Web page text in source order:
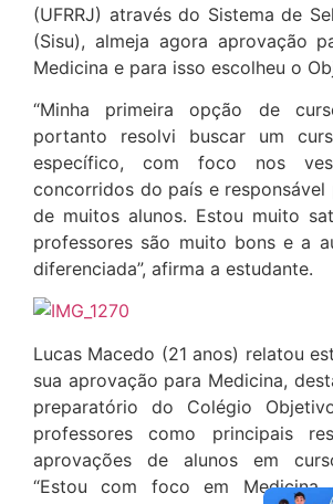
(UFRRJ) através do Sistema de
(Sisu), almeja agora aprovação
Medicina e para isso escolheu o
“Minha primeira opção de
portanto resolvi buscar um
específico, com foco nos
concorridos do país e responsável
de muitos alunos. Estou muito
professores são muito bons e a
diferenciada”, afirma a estudante.
Lucas Macedo (21 anos) relatou
sua aprovação para Medicina,
preparatório do Colégio
professores como principais
aprovações de alunos em
“Estou com foco em